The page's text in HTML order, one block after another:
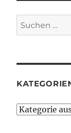
Suchen
nach:
Kategorien